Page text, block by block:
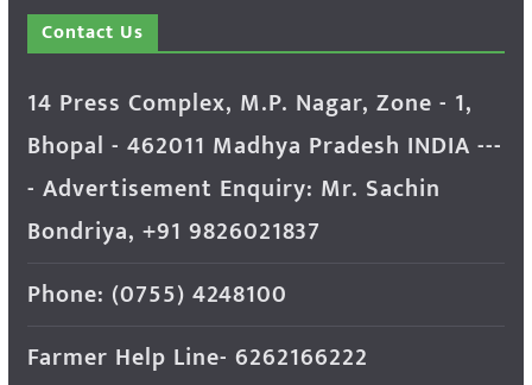
Contact Us
14 Press Complex, M.P. Nagar, Zone - 1,
Bhopal - 462011 Madhya Pradesh INDIA ---
- Advertisement Enquiry: Mr. Sachin
Bondriya, +91 9826021837
Phone: (0755) 4248100
Farmer Help Line- 6262166222